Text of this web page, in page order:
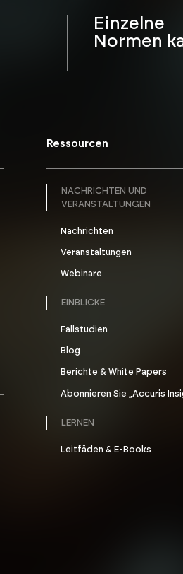
Einzelne
Normen
Ressourcen
NACHRICHTEN UND
VERANSTALTUNGEN
Nachrichten
Veranstaltungen
Webinare
EINBLICKE
Fallstudien
Blog
Berichte & White Papers
Abonnieren Sie „Accuris
LERNEN
Leitfäden & E-Books